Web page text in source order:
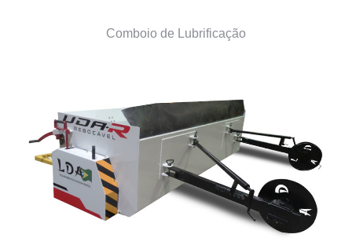
Comboio de Lubrificação